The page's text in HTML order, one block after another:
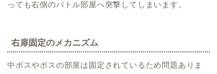
っても右側のバトル部屋へ突撃してしまいます。
右扉固定のメカニズム
中ボスやボスの部屋は固定されているため問題ありま